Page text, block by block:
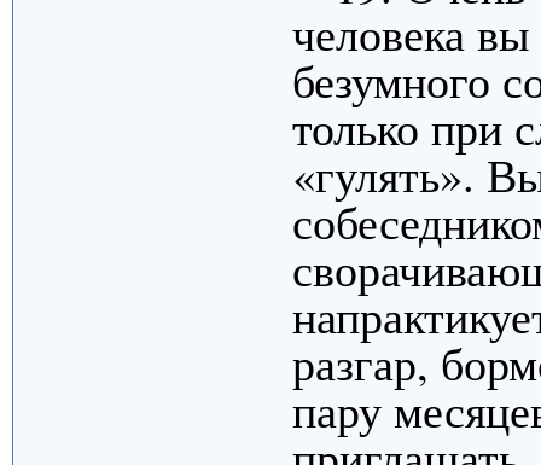
человека
безумного
только при
«гулять».
разгар,
пару